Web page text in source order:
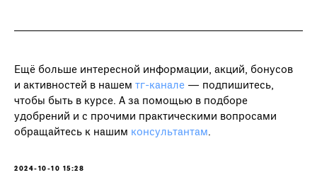
Ещё больше интересной информации, акций, бонусов
и активностей в нашем тг-канале — подпишитесь,
чтобы быть в курсе. А за помощью в подборе
удобрений и с прочими практическими вопросами
обращайтесь к нашим консультантам.
2024-10-10 15:28